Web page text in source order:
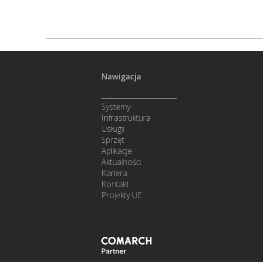
Nawigacja
Systemy
Infrastruktura
Usługii
Sprzęt
Aplikacje
Aktualności
Kariera
Kontakt
Projekty UE